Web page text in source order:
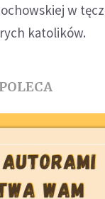
w
katolików.